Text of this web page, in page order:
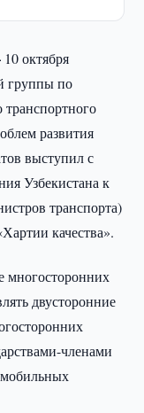
10 октября
группы по
развития
выступил с
Узбекистана к
транспорта)
качества».
многосторонних
двусторонние
членами